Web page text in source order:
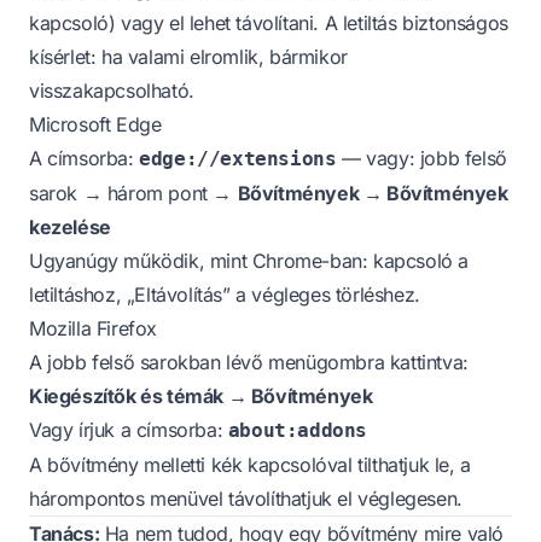
kapcsoló) vagy el lehet távolítani. A letiltás biztonságos
kísérlet: ha valami elromlik, bármikor
visszakapcsolható.
Microsoft Edge
A címsorba:edge://extensions — vagy: jobb felső
sarok → három pont → Bővítmények → Bővítmények
kezelése
Ugyanúgy működik, mint Chrome-ban: kapcsoló a
letiltáshoz, „Eltávolítás” a végleges törléshez.
Mozilla Firefox
A jobb felső sarokban lévő menügombra kattintva:
Kiegészítők és témák → Bővítmények
Vagy írjuk a címsorba: about:addons
A bővítmény melletti kék kapcsolóval tilthatjuk le, a
hárompontos menüvel távolíthatjuk el véglegesen.
Tanács: Ha nem tudod, hogy egy bővítmény mire való